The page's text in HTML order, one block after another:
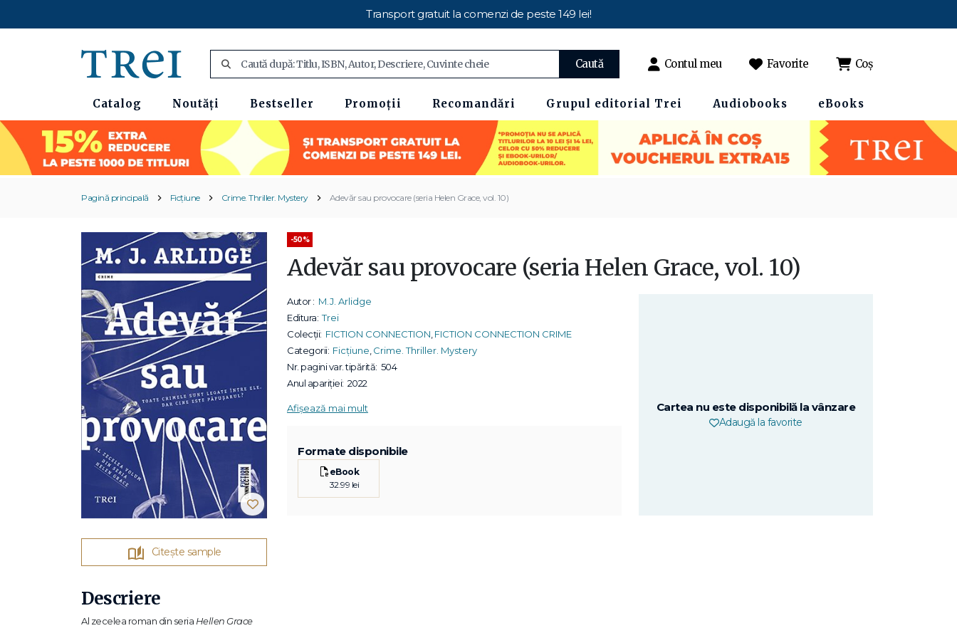
Transport gratuit la comenzi de peste 149 lei!
Caută Contul meu Favorite Coș
Catalog Noutăți Bestseller Promoții Recomandări Grupul editorial Trei Audiobooks eBooks
Pagină principală Ficțiune Crime. Thriller. Mystery Adevăr sau provocare (seria Helen Grace, vol. 10)
Citește sample
-50%
Adevăr sau provocare (seria Helen Grace, vol. 10)
Autor : M.J. Arlidge
Editura: Trei
Colecții: FICTION CONNECTION FICTION CONNECTION CRIME
Categorii: Ficțiune Crime. Thriller. Mystery
Nr. pagini var. tipărită: 504
Anul apariției: 2022
Afișează mai mult
Formate disponibile
eBook
32.99 lei
Cartea nu este disponibilă la vânzare
Adaugă la favorite
Descriere
Al zecelea roman din seria Hellen Grace